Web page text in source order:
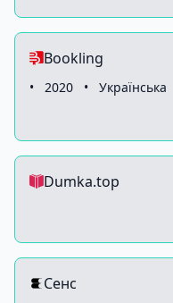
Bookling
• 2020 • Українська
Dumka.top
Сенс